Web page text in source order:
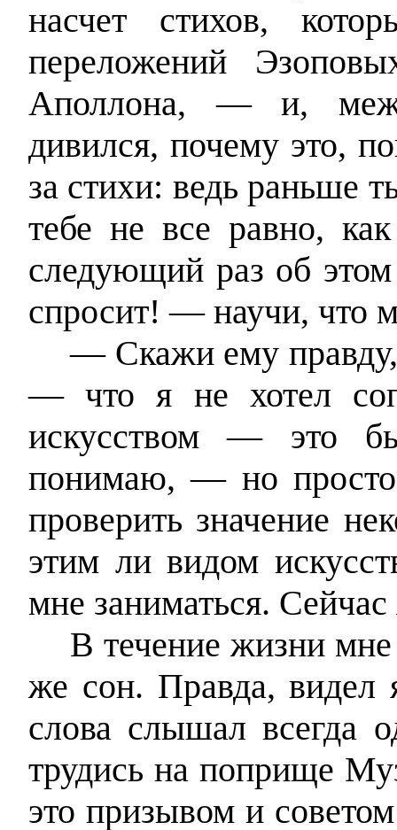
насчет стихов,
переложений
Аполлона, — и,
дивился, почему это,
за стихи: ведь раньше
тебе не все равно,
следующий раз об
спросит! — научи, что
— Скажи ему
— что я не хотел
искусством — это
понимаю, — но просто
проверить значение
этим ли видом
мне заниматься.
В течение жизни мне
же сон. Правда, видел
слова слышал всегда
трудись на поприще
это призывом и